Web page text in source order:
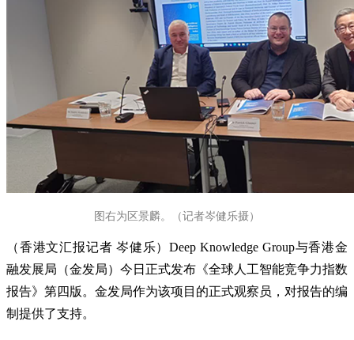
图右为区景麟。（记者岑健乐摄）
（香港文汇报记者 岑健乐）Deep Knowledge Group与香港金
融发展局（金发局）今日正式发布《全球人工智能竞争力指数
报告》第四版。金发局作为该项目的正式观察员，对报告的编
制提供了支持。